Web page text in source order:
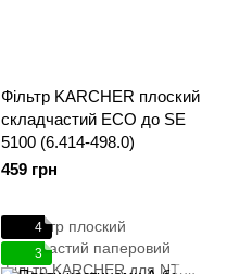
Фільтр KARCHER плоский
складчастий ECO до SE
5100 (6.414-498.0)
459 грн
4
3